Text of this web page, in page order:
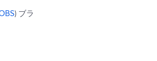
) ブラ